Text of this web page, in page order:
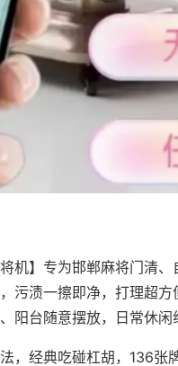
机】专为邯郸麻将门清
污渍一擦即净，打理超
阳台随意摆放，日常休闲
，经典吃碰杠胡，136张